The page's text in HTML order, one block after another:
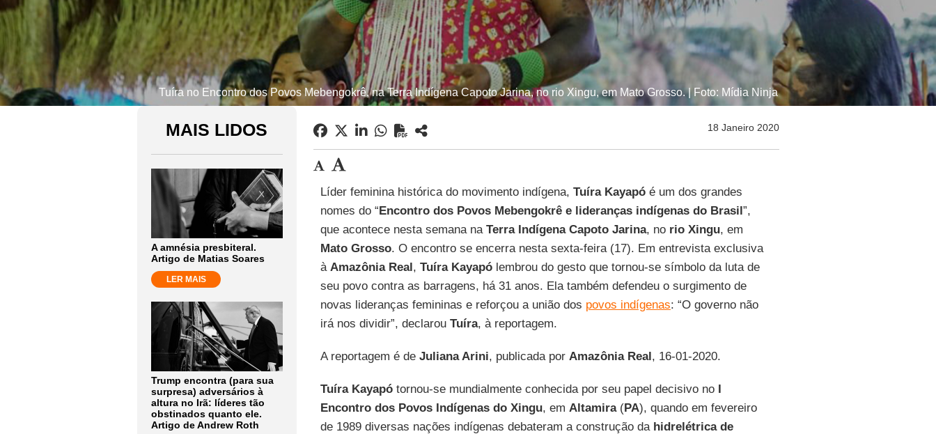
Tuíra no Encontro dos Povos Mebengokrê, na Terra Indígena Capoto Jarina, no rio Xingu, em Mato Grosso. | Foto: Mídia Ninja
MAIS LIDOS
A amnésia presbiteral.
Artigo de Matias Soares
LER MAIS
Trump encontra (para sua
surpresa) adversários à
altura no Irã: líderes tão
obstinados quanto ele.
Artigo de Andrew Roth
18 Janeiro 2020
Líder feminina histórica do movimento indígena, Tuíra Kayapóé um dos grandes
nomes do “Encontro dos Povos Mebengokrê e lideranças indígenas do Brasil”,
que acontece nesta semana naTerra Indígena Capoto Jarina, no rio Xingu, em
Mato Grosso. O encontro se encerra nesta sexta-feira (17). Em entrevista exclusiva
à Amazônia Real, Tuíra Kayapólembrou do gesto que tornou-se símbolo da luta de
seu povo contra as barragens, há 31 anos. Ela também defendeu o surgimento de
novas lideranças femininas e reforçou a união dos povos indígenas: “O governo não
irá nos dividir”, declarou Tuíra, à reportagem.
A reportagem é de Juliana Arini, publicada por Amazônia Real, 16-01-2020.
Tuíra Kayapótornou-se mundialmente conhecida por seu papel decisivo noI
Encontro dos Povos Indígenas do Xingu, em Altamira(PA), quando em fevereiro
de 1989 diversas nações indígenas debateram a construção dahidrelétrica de